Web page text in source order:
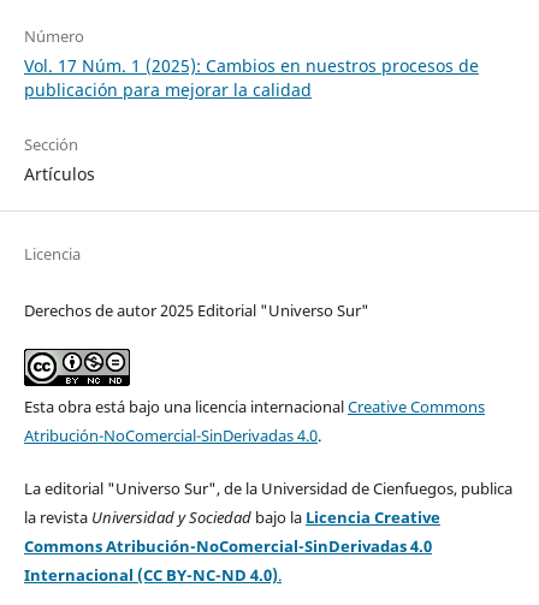
Número
Vol. 17 Núm. 1 (2025): Cambios en nuestros procesos de
publicación para mejorar la calidad
Sección
Artículos
Licencia
Derechos de autor 2025 Editorial "Universo Sur"
Esta obra está bajo una licencia internacionalCreative Commons
Atribución-NoComercial-SinDerivadas 4.0.
La editorial "Universo Sur", de la Universidad de Cienfuegos, publica
la revista Universidad y Sociedad bajo la Licencia Creative
Commons Atribución-NoComercial-SinDerivadas 4.0
Internacional (CC BY-NC-ND 4.0).